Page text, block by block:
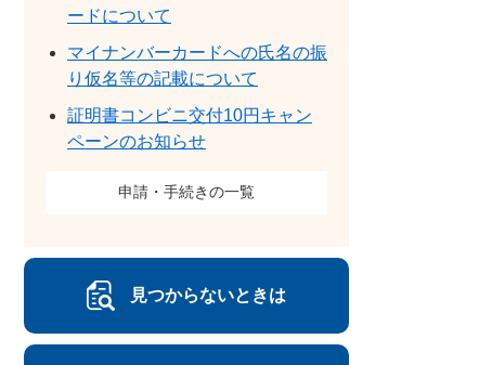
ードについて
マイナンバーカードへの氏名の振
り仮名等の記載について
証明書コンビニ交付10円キャン
ペーンのお知らせ
申請・手続きの一覧
見つからないときは